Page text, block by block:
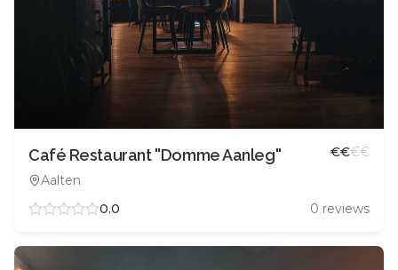
Café Restaurant ''Domme Aanleg''
Aalten
€€€€
0.0 0 reviews